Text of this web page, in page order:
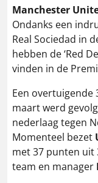
Manchester
Ondanks een
Real Sociedad in
hebben de ‘Red
vinden in de
Een overtuigende
maart werd
nederlaag tegen
Momenteel bezet
met 37 punten uit
team en manager